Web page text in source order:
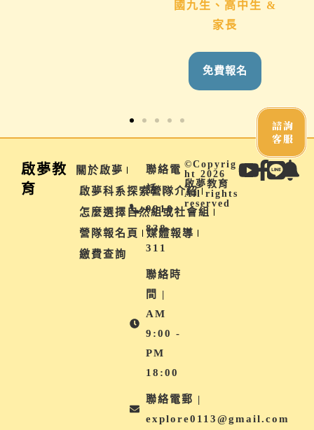
國九生、高中生 &
家長
免費報名
啟夢教
育
關於啟夢
啟夢科系探索營隊介紹
怎麼選擇自然組或社會組
營隊報名頁
媒體報導
繳費查詢
聯絡電
話 |
0910-
838-
311
聯絡時
間 |
AM
9:00 -
PM
18:00
聯絡電郵 |
explore0113@gmail.com
©Copyrig
ht 2026
啟夢教育
All rights
reserved
諮詢
客服